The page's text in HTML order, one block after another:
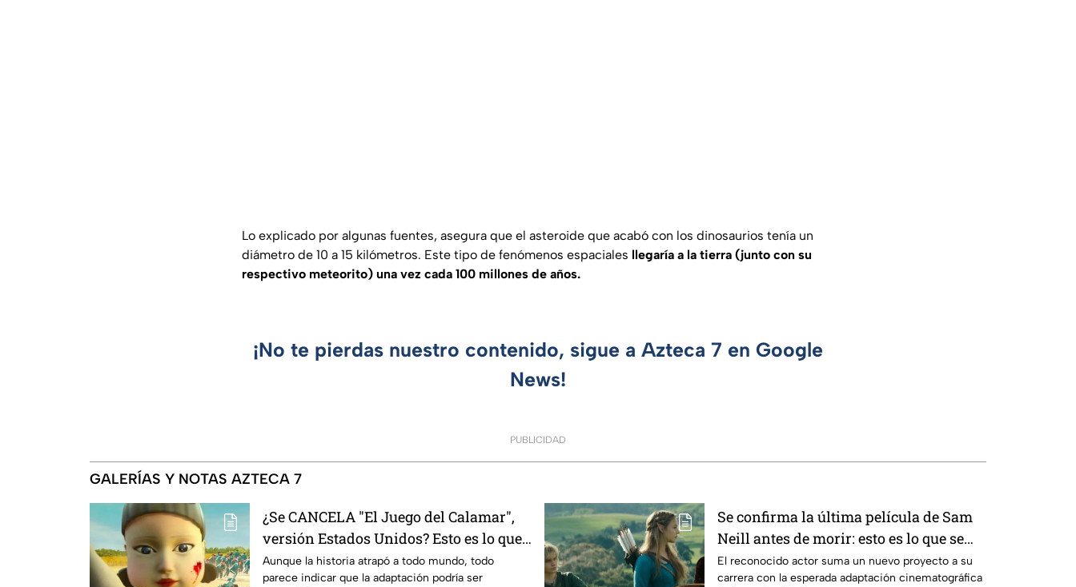
Lo explicado por algunas fuentes, asegura que el asteroide que acabó con los dinosaurios tenía un
diámetro de 10 a 15 kilómetros. Este tipo de fenómenos espaciales llegaría a la tierra (junto con su
respectivo meteorito) una vez cada 100 millones de años.
¡No te pierdas nuestro contenido, sigue a Azteca 7 en Google
News!
PUBLICIDAD
GALERÍAS Y NOTAS AZTECA 7
¿Se CANCELA "El Juego del Calamar",
versión Estados Unidos? Esto es lo que
se sabe al momento
Aunque la historia atrapó a todo mundo, todo
parece indicar que la adaptación podría ser
Se confirma la última película de Sam
Neill antes de morir: esto es lo que se
sabe hasta ahora
El reconocido actor suma un nuevo proyecto a su
carrera con la esperada adaptación cinematográfica